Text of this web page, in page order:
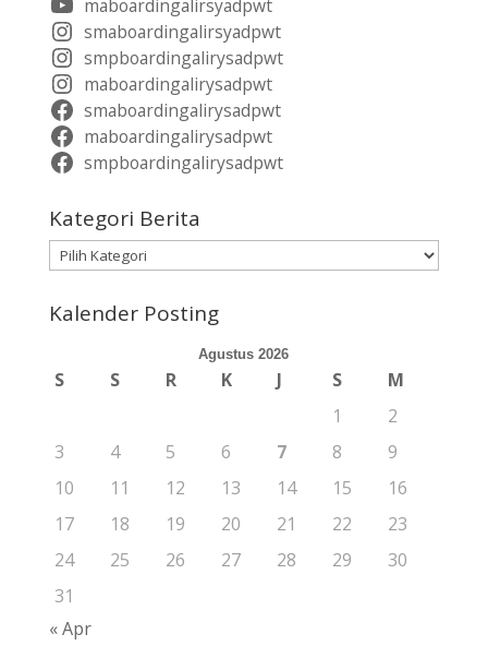
maboardingalirsyadpwt
smaboardingalirsyadpwt
smpboardingalirysadpwt
maboardingalirysadpwt
smaboardingalirysadpwt
maboardingalirysadpwt
smpboardingalirysadpwt
Kategori Berita
Kategori
Kalender Posting
Agustus 2026
S S R K J S
M
1
2
3
4 5 6 7 8
9
10
11 12 13 14 15
16
17
18 19 20 21 22
23
24
25 26 27 28 29
30
31
« Apr